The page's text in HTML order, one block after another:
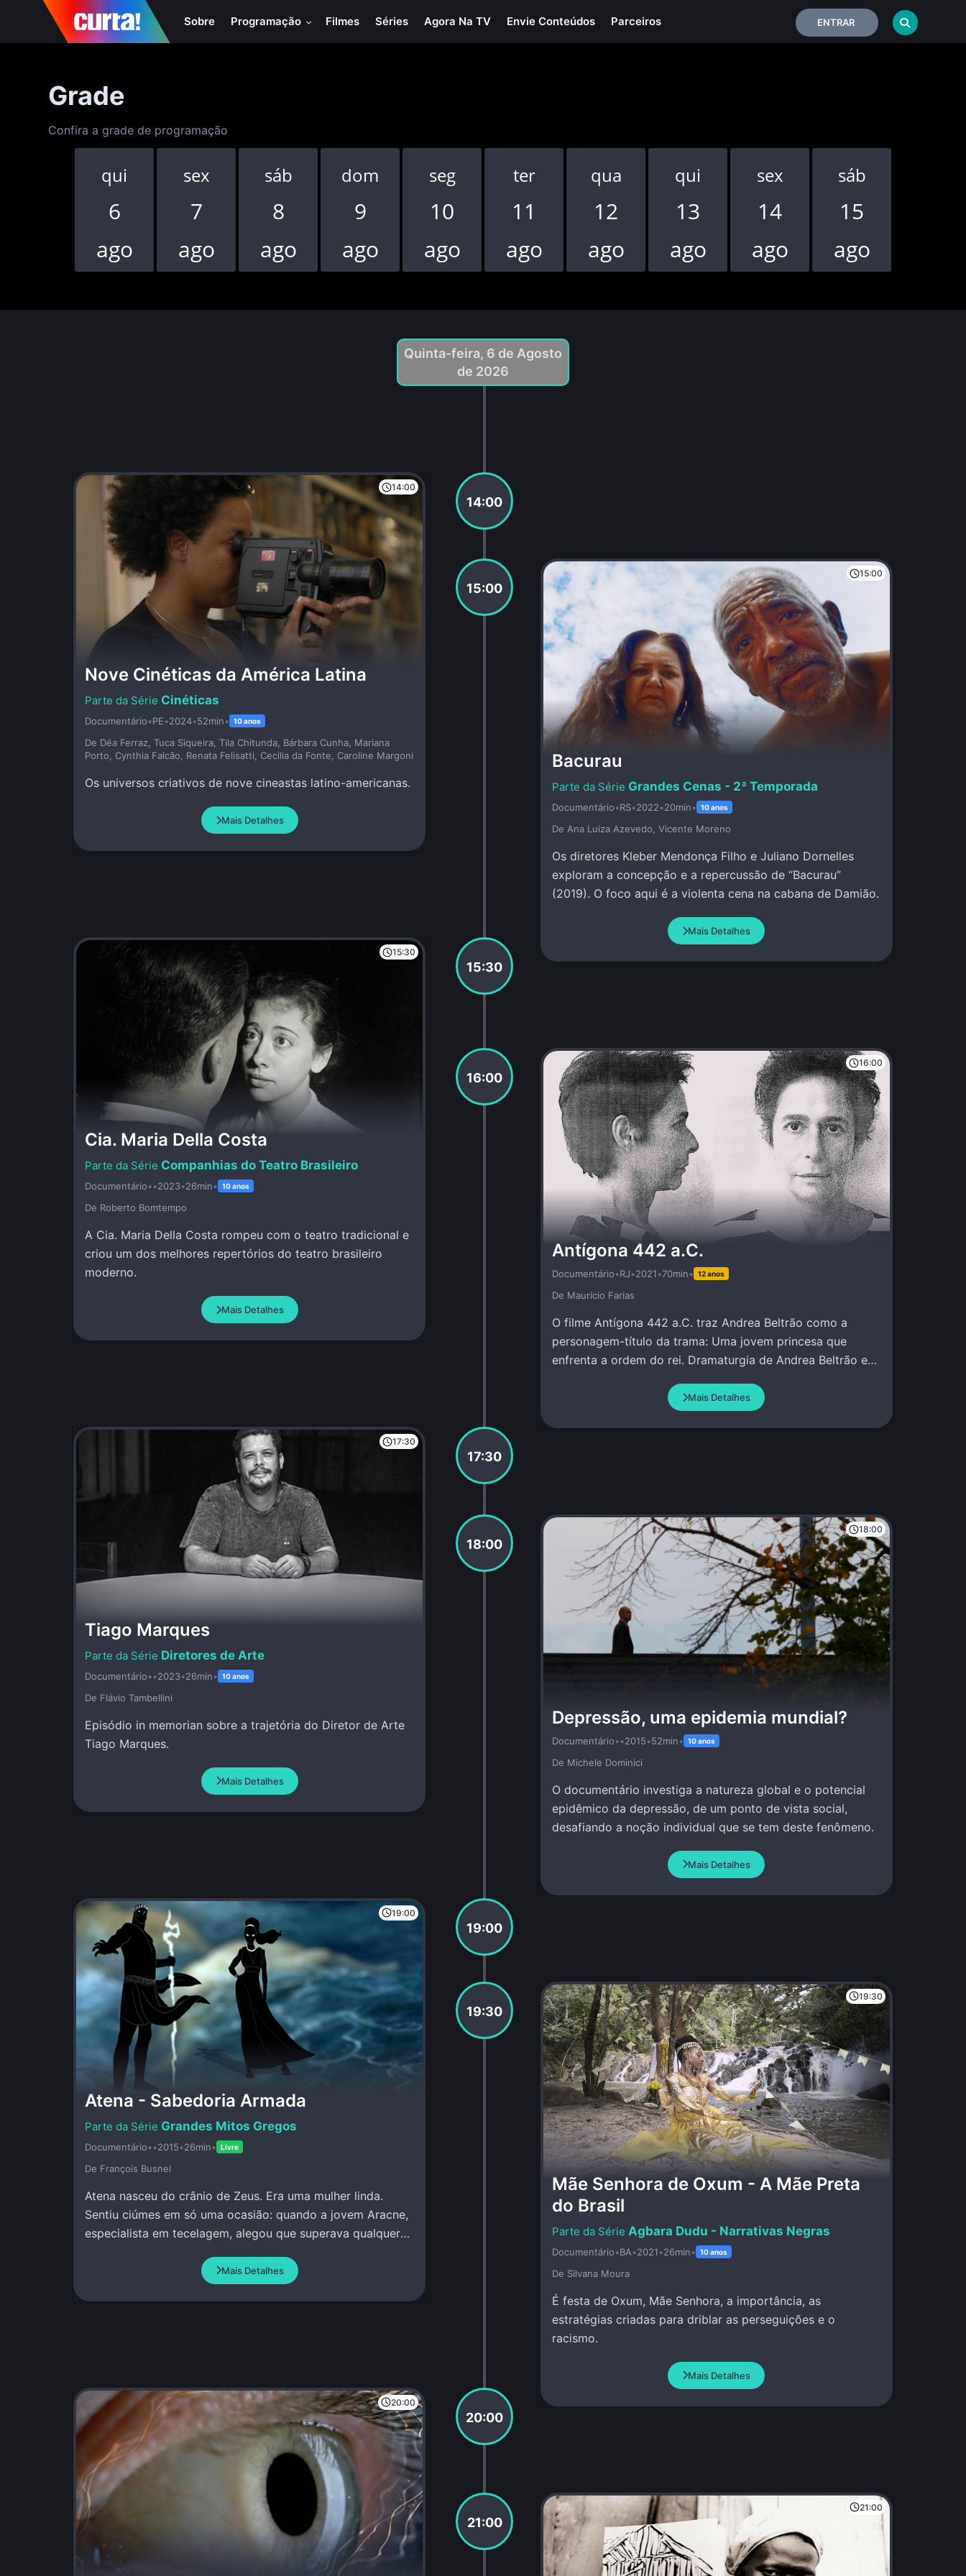
Sobre Programação Filmes Séries Agora Na TV Envie Conteúdos Parceiros ENTRAR
Grade
Confira a grade de programação
qui
6
ago
sex
7
ago
sáb
8
ago
dom
9
ago
seg
10
ago
ter
11
ago
qua
12
ago
qui
13
ago
sex
14
ago
sáb
15
ago
Quinta-feira, 6 de Agosto
de 2026
14:00
14:00
Nove Cinéticas da América Latina
Cinéticas
Documentário•PE•2024•52min• 10 anos
De Déa Ferraz, Tuca Siqueira, Tila Chitunda, Bárbara Cunha, Mariana
Porto, Cynthia Falcão, Renata Felisatti, Cecilia da Fonte, Caroline Margoni
Os universos criativos de nove cineastas latino-americanas.
Mais Detalhes
15:00
15:00
Bacurau
Grandes Cenas - 2ª Temporada
Documentário•RS•2022•20min• 10 anos
De Ana Luiza Azevedo, Vicente Moreno
Os diretores Kleber Mendonça Filho e Juliano Dornelles
exploram a concepção e a repercussão de “Bacurau”
(2019). O foco aqui é a violenta cena na cabana de Damião.
Mais Detalhes
15:30
15:30
Cia. Maria Della Costa
Companhias do Teatro Brasileiro
Documentário••2023•26min• 10 anos
De Roberto Bomtempo
A Cia. Maria Della Costa rompeu com o teatro tradicional e
criou um dos melhores repertórios do teatro brasileiro
moderno.
Mais Detalhes
16:00
16:00
Antígona 442 a.C.
Documentário•RJ•2021•70min• 12 anos
De Maurí­cio Farias
O filme Antígona 442 a.C. traz Andrea Beltrão como a
personagem-título da trama: Uma jovem princesa que
enfrenta a ordem do rei. Dramaturgia de Andrea Beltrão e
Mais Detalhes
17:30
17:30
Tiago Marques
Diretores de Arte
Documentário••2023•26min• 10 anos
De Flávio Tambellini
Episódio in memorian sobre a trajetória do Diretor de Arte
Tiago Marques.
Mais Detalhes
18:00
18:00
Depressão, uma epidemia mundial?
Documentário••2015•52min• 10 anos
De Michele Dominici
O documentário investiga a natureza global e o potencial
epidêmico da depressão, de um ponto de vista social,
desafiando a noção individual que se tem deste fenômeno.
Mais Detalhes
19:00
19:00
Atena - Sabedoria Armada
Grandes Mitos Gregos
Documentário••2015•26min• Livre
De François Busnel
Atena nasceu do crânio de Zeus. Era uma mulher linda.
Sentiu ciúmes em só uma ocasião: quando a jovem Aracne,
especialista em tecelagem, alegou que superava qualquer
Mais Detalhes
19:30
19:30
Mãe Senhora de Oxum - A Mãe Preta
do Brasil
Agbara Dudu - Narrativas Negras
Documentário•BA•2021•26min• 10 anos
De Silvana Moura
É festa de Oxum, Mãe Senhora, a importância, as
estratégias criadas para driblar as perseguições e o
racismo.
Mais Detalhes
20:00
20:00
21:00
21:00